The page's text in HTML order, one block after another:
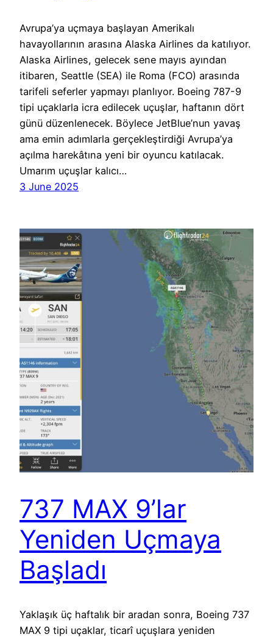
Avrupa’ya uçmaya başlayan Amerikalı
havayollarının arasına Alaska Airlines da katılıyor.
Alaska Airlines, gelecek sene mayıs ayından
itibaren, Seattle (SEA) ile Roma (FCO) arasında
tarifeli seferler yapmayı planlıyor. Boeing 787-9
tipi uçaklarla icra edilecek uçuşlar, haftanın dört
günü düzenlenecek. Böylece JetBlue’nun yavaş
ama emin adımlarla gerçekleştirdiği Avrupa’ya
açılma harekâtına yeni bir oyuncu katılacak.
Umarım uçuşlar kalıcı…
3 June 2025
737 MAX 9’lar
Yeniden Uçmaya
Başladı
Yaklaşık üç haftalık bir aradan sonra, Boeing 737
MAX 9 tipi uçaklar, ticarî uçuşlara yeniden